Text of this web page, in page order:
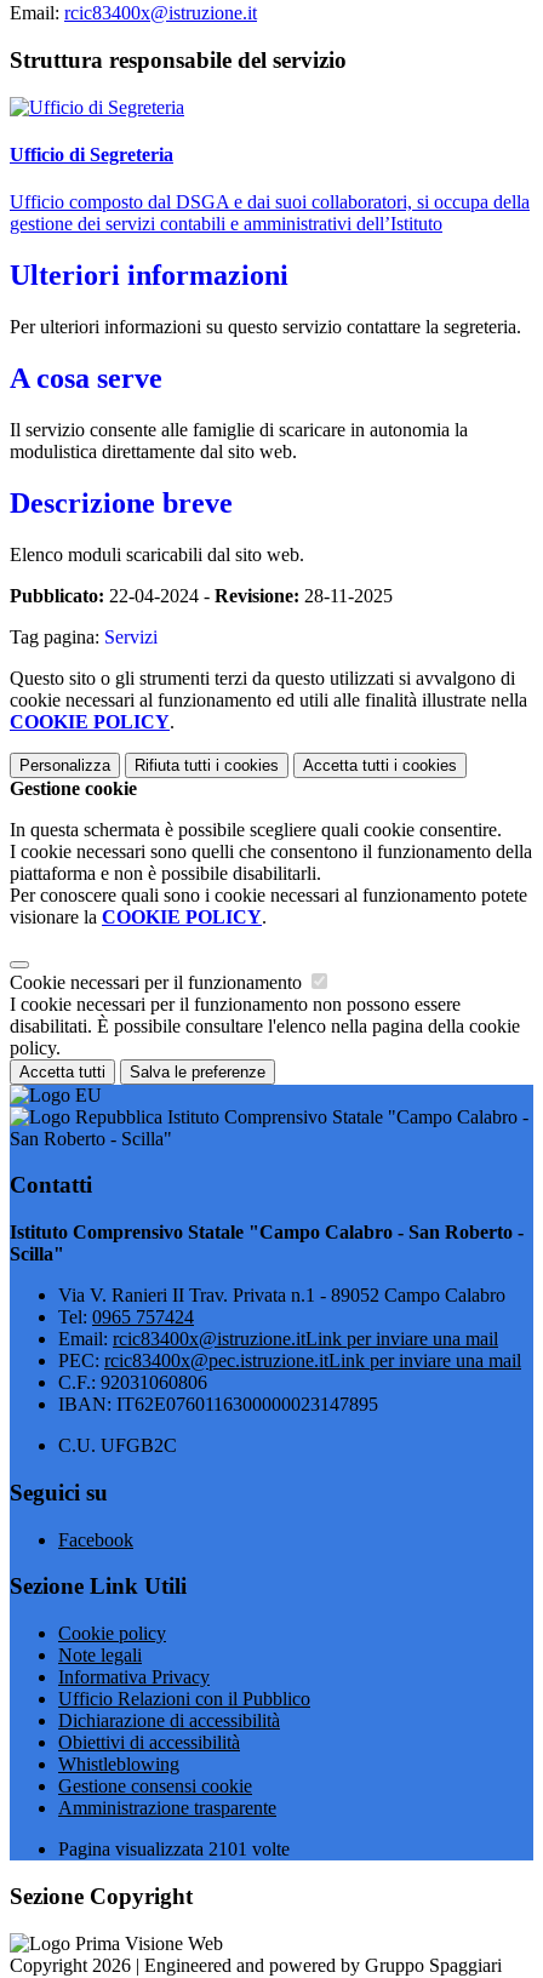
Email: rcic83400x@istruzione.it
Struttura responsabile del servizio
Ufficio di Segreteria
Ufficio composto dal DSGA e dai suoi collaboratori, si occupa della
gestione dei servizi contabili e amministrativi dell’Istituto
Ulteriori informazioni
Per ulteriori informazioni su questo servizio contattare la segreteria.
A cosa serve
Il servizio consente alle famiglie di scaricare in autonomia la
modulistica direttamente dal sito web.
Descrizione breve
Elenco moduli scaricabili dal sito web.
Pubblicato: 22-04-2024 - Revisione: 28-11-2025
Tag pagina: Servizi
Questo sito o gli strumenti terzi da questo utilizzati si avvalgono di
cookie necessari al funzionamento ed utili alle finalità illustrate nella
COOKIE POLICY.
Personalizza Rifiuta tutti i cookies Accetta tutti i cookies
Gestione cookie
In questa schermata è possibile scegliere quali cookie consentire.
I cookie necessari sono quelli che consentono il funzionamento della
piattaforma e non è possibile disabilitarli.
Per conoscere quali sono i cookie necessari al funzionamento potete
visionare la COOKIE POLICY.
Cookie necessari per il funzionamento
I cookie necessari per il funzionamento non possono essere
disabilitati. È possibile consultare l'elenco nella pagina della cookie
policy.
Accetta tutti Salva le preferenze
Istituto Comprensivo Statale "Campo Calabro -
San Roberto - Scilla"
Contatti
Istituto Comprensivo Statale "Campo Calabro - San Roberto -
Scilla"
Via V. Ranieri II Trav. Privata n.1 - 89052 Campo Calabro
Tel: 0965 757424
Email: rcic83400x@istruzione.itLink per inviare una mail
PEC: rcic83400x@pec.istruzione.itLink per inviare una mail
C.F.: 92031060806
IBAN: IT62E0760116300000023147895
C.U. UFGB2C
Seguici su
Facebook
Sezione Link Utili
Cookie policy
Note legali
Informativa Privacy
Ufficio Relazioni con il Pubblico
Dichiarazione di accessibilità
Obiettivi di accessibilità
Whistleblowing
Gestione consensi cookie
Amministrazione trasparente
Pagina visualizzata 2101 volte
Sezione Copyright
Copyright 2026 | Engineered and powered by Gruppo Spaggiari